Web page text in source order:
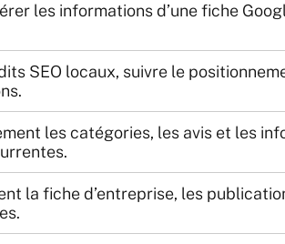
les informations d’une fiche
SEO locaux, suivre le
les catégories, les avis et les
la fiche d’entreprise, les